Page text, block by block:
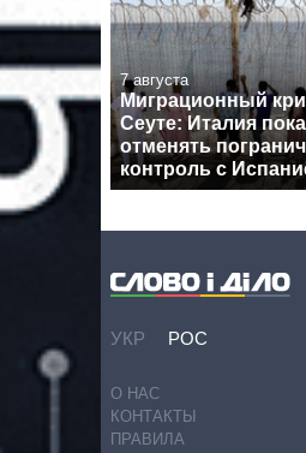
7 августа
Миграционный
Сеуте: Италия
отменять
контроль с
УКР РОС
О НАС
КОНТАКТЫ
ПРАВИЛА